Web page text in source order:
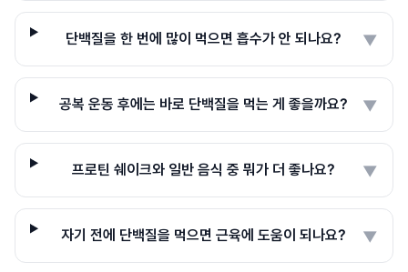
단백질을 한 번에 많이 먹으면 흡수가 안 되나요? ▼
공복 운동 후에는 바로 단백질을 먹는 게 좋을까요? ▼
프로틴 쉐이크와 일반 음식 중 뭐가 더 좋나요? ▼
자기 전에 단백질을 먹으면 근육에 도움이 되나요? ▼